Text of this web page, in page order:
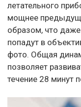
летательного
мощнее
образом, что
попадут в
фото. Общая
позволяет
течение 28 минут